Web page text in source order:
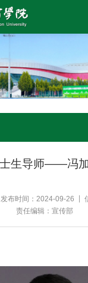
生导师——冯
发布时间：2024-09-26
责任编辑：宣传部